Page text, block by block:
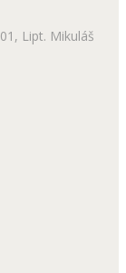
Lipt. Mikuláš